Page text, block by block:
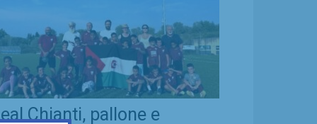
Chianti, pallone e